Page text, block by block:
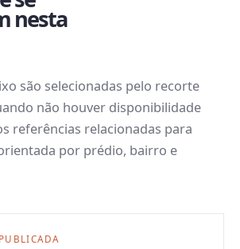
nesta
são selecionadas pelo recorte
não houver disponibilidade
referências relacionadas para
por prédio, bairro e